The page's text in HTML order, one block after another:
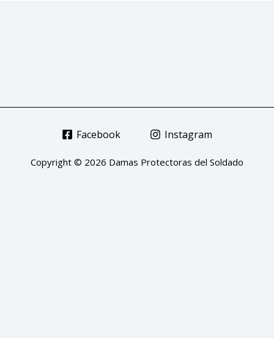
Facebook Instagram
Copyright © 2026 Damas Protectoras del Soldado